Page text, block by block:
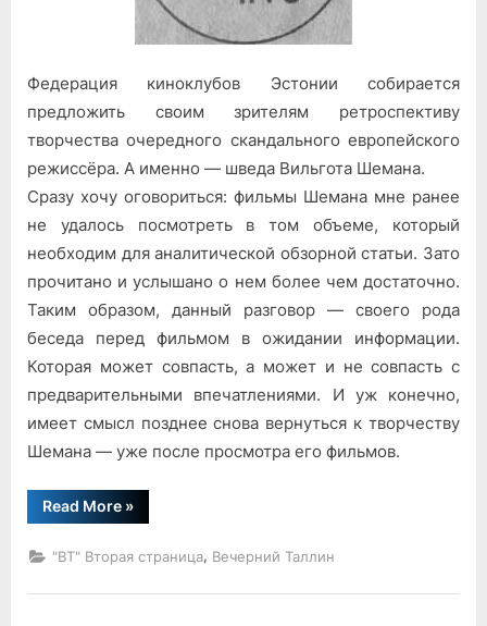
Федерация киноклубов Эстонии собирается
предложить своим зрителям ретроспективу
творчества очередного скандального европейского
режиссёра. А именно — шведа Вильгота Шемана.
Сразу хочу оговориться: фильмы Шемана мне ранее
не удалось посмотреть в том объеме, который
необходим для аналитической обзорной статьи. Зато
прочитано и услышано о нем более чем достаточно.
Таким образом, данный разговор — своего рода
беседа перед фильмом в ожидании информации.
Которая может совпасть, а может и не совпасть с
предварительными впечатлениями. И уж конечно,
имеет смысл позднее снова вернуться к творчеству
Шемана — уже после просмотра его фильмов.
Read More“Страница
пропущенного
»
"ВТ" Вторая страница, Вечерний Таллин